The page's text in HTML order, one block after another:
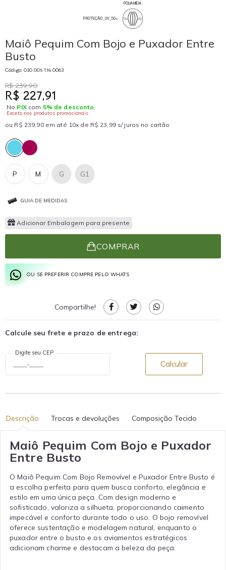
PROTEÇÃO_UV_50+
POLIAMIDA
Maiô Pequim Com Bojo e Puxador Entre
Busto
Código: 030 005 174 0063
R$ 239,90
R$ 227,91
No PIXcom 5% de desconto .
Exceto nos produtos promocionais
ou R$ 239,90 em até 10x de R$ 23,99 s/ juros no cartão
P M G G1
GUIA DE MEDIDAS
Adicionar Embalagem para presente
COMPRAR
OU SE PREFERIR COMPRE PELO WHATS
Compartilhe!
Calcule seu frete e prazo de entrega:
Digite seu CEP
Calcular
Descrição Trocas e devoluções Composição Tecido
Maiô Pequim Com Bojo e Puxador
Entre Busto
O Maiô Pequim Com Bojo Removível e Puxador Entre Busto é
a escolha perfeita para quem busca conforto, elegância e
estilo em uma única peça. Com design moderno e
sofisticado, valoriza a silhueta, proporcionando caimento
impecável e conforto durante todo o uso. O bojo removível
oferece sustentação e modelagem natural, enquanto o
puxador entre o busto e os aviamentos estratégicos
adicionam charme e destacam a beleza da peça.